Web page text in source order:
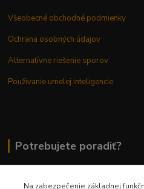
Všeobecné obchodné podmienky
Ochrana osobných údajov
Alternatívne riešenie sporov
Používanie umelej inteligencie
Potrebujete poradiť?
Na zabezpečenie základnej